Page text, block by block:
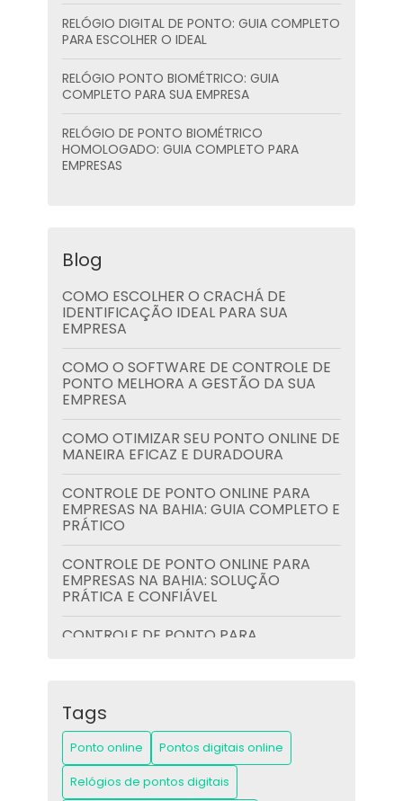
RELÓGIO DIGITAL DE PONTO: GUIA COMPLETO
PARA ESCOLHER O IDEAL
RELÓGIO PONTO BIOMÉTRICO: GUIA
COMPLETO PARA SUA EMPRESA
RELÓGIO DE PONTO BIOMÉTRICO
HOMOLOGADO: GUIA COMPLETO PARA
EMPRESAS
Blog
COMO ESCOLHER O CRACHÁ DE
IDENTIFICAÇÃO IDEAL PARA SUA
EMPRESA
COMO O SOFTWARE DE CONTROLE DE
PONTO MELHORA A GESTÃO DA SUA
EMPRESA
COMO OTIMIZAR SEU PONTO ONLINE DE
MANEIRA EFICAZ E DURADOURA
CONTROLE DE PONTO ONLINE PARA
EMPRESAS NA BAHIA: GUIA COMPLETO E
PRÁTICO
CONTROLE DE PONTO ONLINE PARA
EMPRESAS NA BAHIA: SOLUÇÃO
PRÁTICA E CONFIÁVEL
CONTROLE DE PONTO PARA
CONTROLE DE PONTO PARA
PROFESSORES: GUIA PRÁTICO E
ESSENCIAL
CONTROLES DE PONTO WEB BAHIA:
GUIA COMPLETO PARA GESTÃO
Tags
Ponto online
Pontos digitais online
Relógios de pontos digitais